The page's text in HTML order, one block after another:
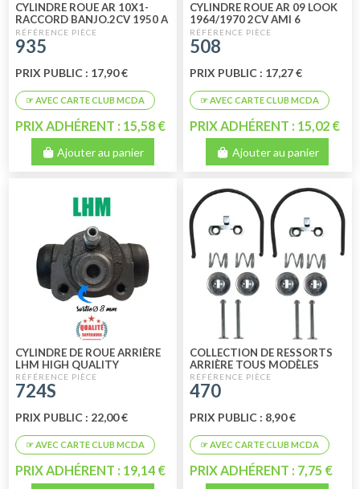
CYLINDRE ROUE AR 10X1-
RACCORD BANJO.2CV 1950 A
1964 AMI6 JUSQU A 1963
935
PRIX PUBLIC : 17,90 €
PRIX ADHÉRENT : 15,58 €
Ajouter au panier
CYLINDRE ROUE AR 09 LOOK
1964/1970 2CV AMI 6
MEHARI
508
PRIX PUBLIC : 17,27 €
PRIX ADHÉRENT : 15,02 €
Ajouter au panier
CYLINDRE DE ROUE ARRIÈRE
LHM HIGH QUALITY
724S
PRIX PUBLIC : 22,00 €
PRIX ADHÉRENT : 19,14 €
COLLECTION DE RESSORTS
ARRIÈRE TOUS MODÈLES
470
PRIX PUBLIC : 8,90 €
PRIX ADHÉRENT : 7,75 €